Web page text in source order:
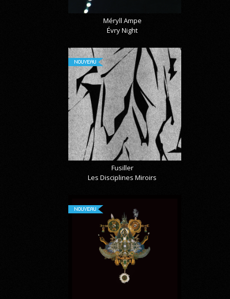
Méryll Ampe
Évry Night
NOUVEAU
Fusiller
Les Disciplines Miroirs
NOUVEAU